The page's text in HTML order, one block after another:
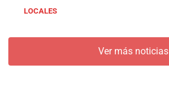
LOCALES
Ver más noticias